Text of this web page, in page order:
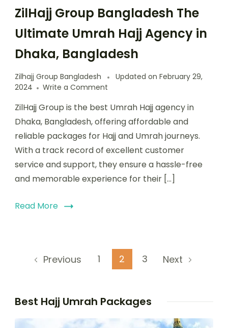
ZilHajj Group Bangladesh The
Ultimate Umrah Hajj Agency in
Dhaka, Bangladesh
Zilhajj Group Bangladesh Updated on February 29,
2024
Write a Comment
Group
Bangladesh
Ultimate
Umrah
Hajj
Agency
in
ZilHajj Group is the best Umrah Hajj agency in
Dhaka, Bangladesh, offering affordable and
reliable packages for Hajj and Umrah journeys.
With a track record of excellent customer
service and support, they ensure a hassle-free
and memorable experience for their […]
Read More
PostsPrevious Page
1 Page
2 Page
3 Next
Best Hajj Umrah Packages